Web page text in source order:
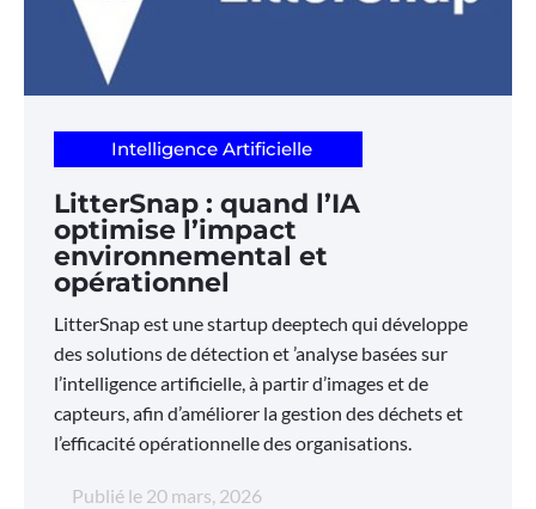
Intelligence Artificielle
LitterSnap : quand l’IA
optimise l’impact
environnemental et
opérationnel
LitterSnap est une startup deeptech qui développe
des solutions de détection et ’analyse basées sur
l’intelligence artificielle, à partir d’images et de
capteurs, afin d’améliorer la gestion des déchets et
l’efficacité opérationnelle des organisations.
Publié le 20 mars, 2026